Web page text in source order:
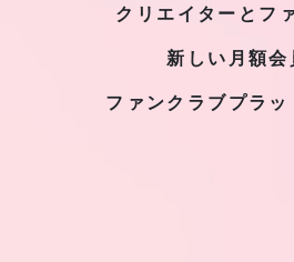
クリエイターとフ
新しい月額会
ファンクラブプラッ